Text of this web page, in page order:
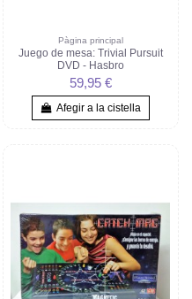
Pàgina principal
Juego de mesa: Trivial Pursuit
DVD - Hasbro
59,95 €
Afegir a la cistella